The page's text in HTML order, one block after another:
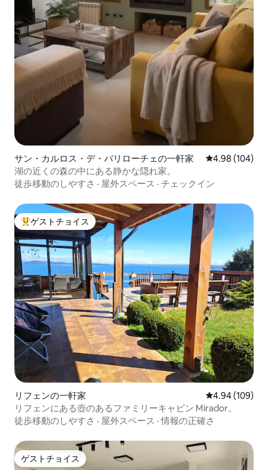
サン・カルロス・デ・バリローチェの一軒家 レビュー104
4.98 (104)
湖の近くの森の中にある静かな隠れ家。
徒歩移動のしやすさ · 屋外スペース · チェックイン
大好評のゲストチョイスです。
ゲストチョイス
リフェンの一軒家 レビュー109
4.94 (109)
リフェンにある壺のあるファミリーキャビン Mirador。
徒歩移動のしやすさ · 屋外スペース ·情報の正確さ
ゲストチョイス
ゲストチョイス